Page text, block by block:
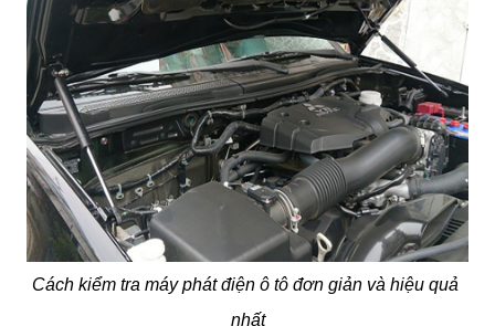
Cách kiểm tra máy phát điện ô tô đơn giản và hiệu quả
nhất